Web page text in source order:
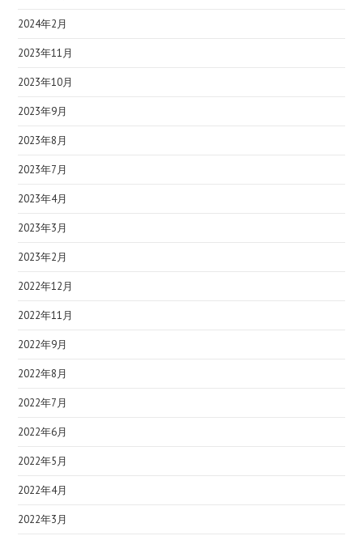
2024年2月
2023年11月
2023年10月
2023年9月
2023年8月
2023年7月
2023年4月
2023年3月
2023年2月
2022年12月
2022年11月
2022年9月
2022年8月
2022年7月
2022年6月
2022年5月
2022年4月
2022年3月